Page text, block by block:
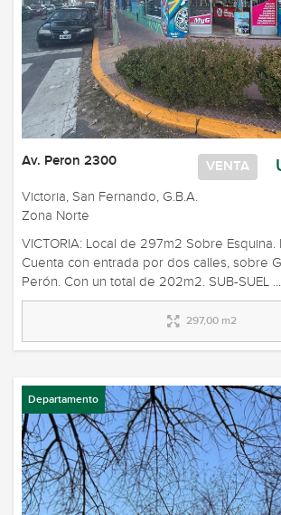
VENTA
Av. Peron 2300
Victoria, San Fernando, G.B.A.
Zona Norte
VICTORIA: Local de 297m2 Sobre Esquina.
Cuenta con entrada por dos calles, sobre
Perón. Con un total de 202m2. SUB-SUEL ...
297,00 m2
Departamento